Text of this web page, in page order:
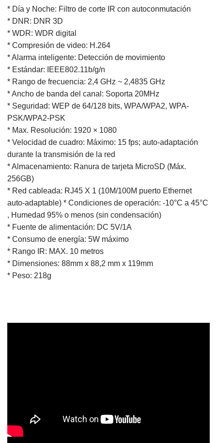
* Día y Noche: Filtro de corte IR con autoconmutación
* DNR: DNR 3D
* WDR: WDR digital
* Compresión de video: H.264
* Alarma inteligente: Detección de movimiento
* Estándar: IEEE802.11b/g/n
* Rango de frecuencia: 2,4 GHz ~ 2,4835 GHz
* Ancho de banda del canal: Soporta 20MHz
* Seguridad: WEP de 64/128 bits, WPA/WPA2, WPA-
PSK/WPA2-PSK
* Max. Resolución: 1920 × 1080
* Velocidad de cuadro: Máximo: 15 fps; auto-adaptación
durante la transmisión de la red
* Almacenamiento: Ranura de tarjeta MicroSD (Máx.
256GB)
* Red cableada: RJ45 X 1 (10M/100M puerto Ethernet
auto-adaptable) * Condiciones de operación: -10°C a 45°C
, Humedad 95% o menos (sin condensación)
* Fuente de alimentación: DC 5V/1A
* Consumo de energía: 5W máximo
* Rango IR: MAX. 10 metros
* Dimensiones: 88mm x 88,2 mm x 119mm
* Peso: 218g